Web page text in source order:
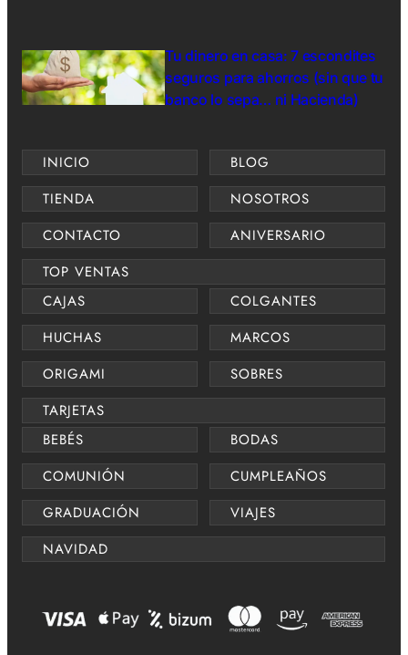
Tu dinero en casa: 7 escondites
seguros para ahorros (sin que tu
banco lo sepa… ni Hacienda)
INICIO
BLOG
TIENDA
NOSOTROS
CONTACTO
ANIVERSARIO
TOP VENTAS
CAJAS
COLGANTES
HUCHAS
MARCOS
ORIGAMI
SOBRES
TARJETAS
BEBÉS
BODAS
COMUNIÓN
CUMPLEAÑOS
GRADUACIÓN
VIAJES
NAVIDAD